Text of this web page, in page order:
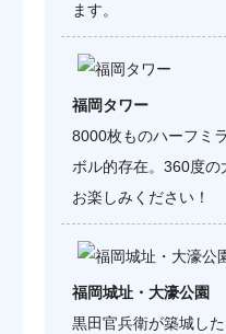
ます。
福岡タワー
8000枚ものハーフミ
ボル的存在。360度
お楽しみください！
福岡城址・大濠公園
黒田官兵衛が築城し